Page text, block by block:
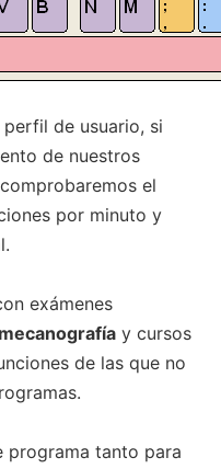
de usuario, si
de nuestros
el
por minuto y
exámenes
y cursos
de las que no
programa tanto para